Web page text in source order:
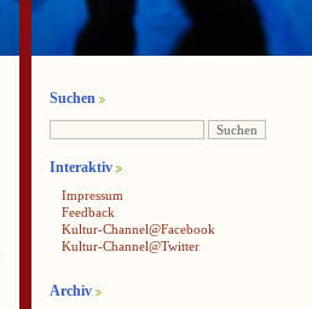
Suchen
Interaktiv
Impressum
Feedback
Kultur-Channel@Facebook
Kultur-Channel@Twitter
Archiv